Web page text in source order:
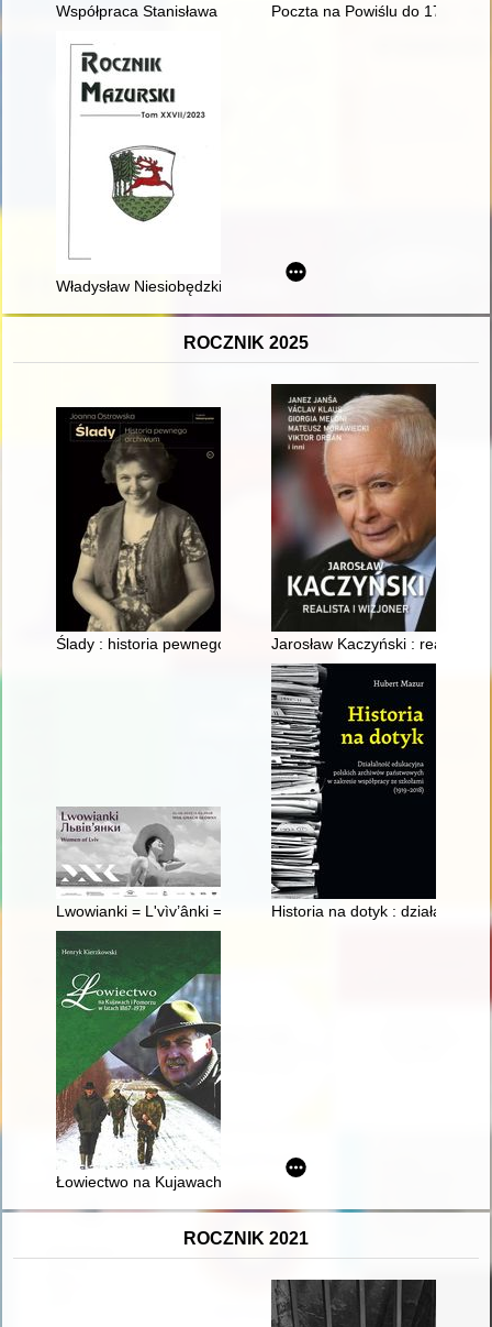
Współpraca Stanisława Augusta z wielkopolskimi elitami
Poczta na Powiślu do 1772 r
Władysław Niesiobędzki - pedagog pogranicza mazursko-
ROCZNIK 2025
Ślady : historia pewnego archiwumJarosław Kaczyński : realista i
Lwowianki = L'vìv’ânki = Women of LvivHistoria na dotyk : działalność
Łowiectwo na Kujawach i Pomorzu w latach 1867-1939
ROCZNIK 2021